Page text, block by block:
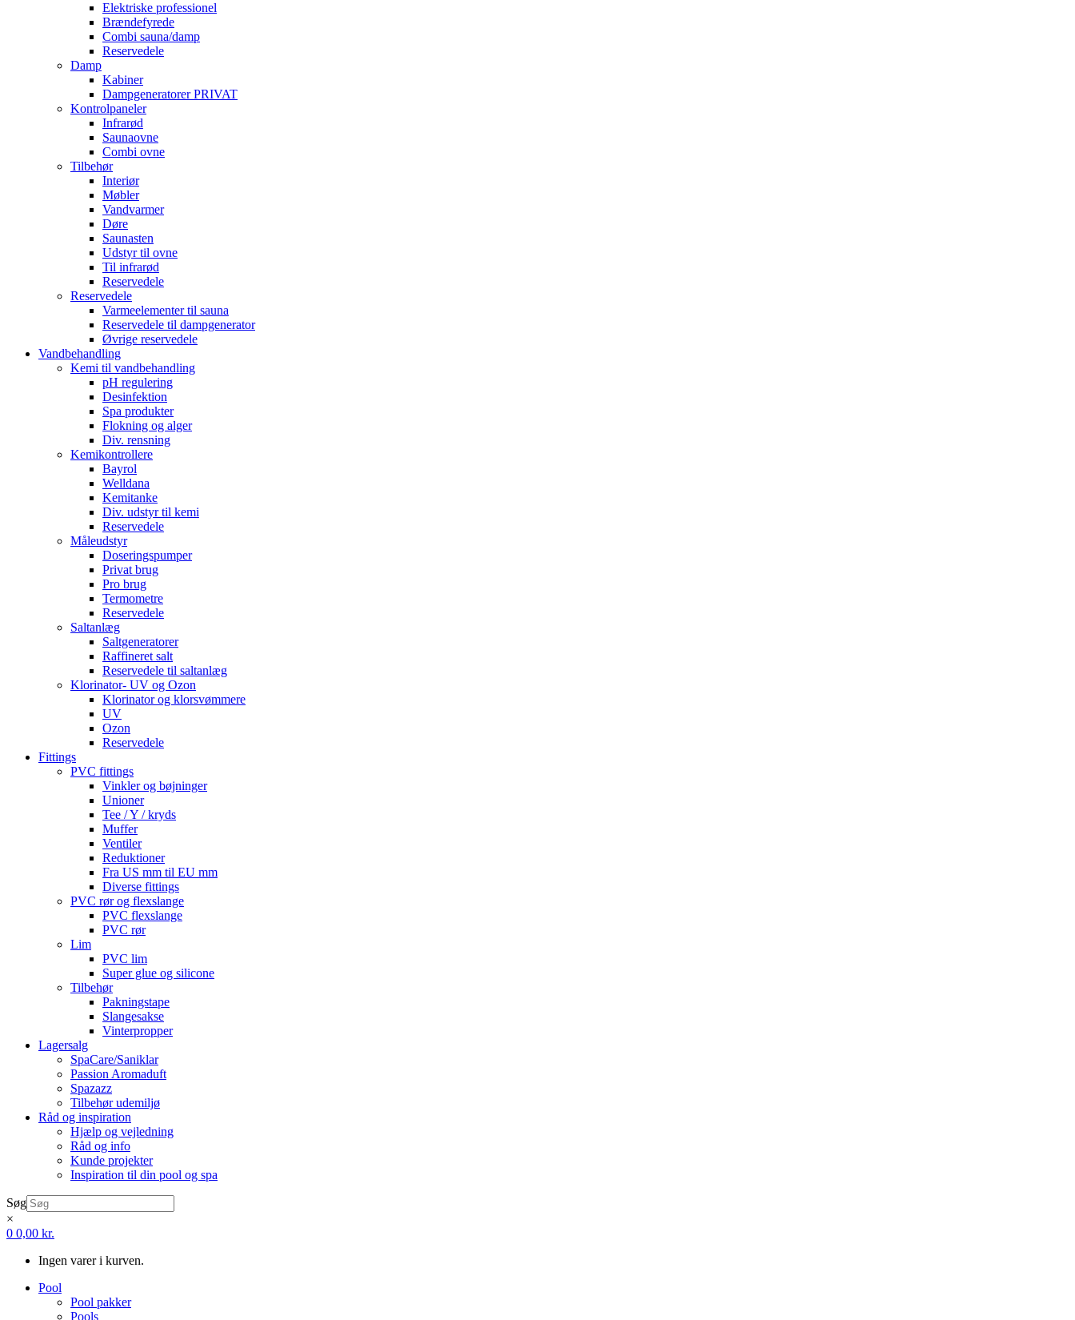
Elektriske professionel
Brændefyrede
Combi sauna/damp
Reservedele
Damp
Kabiner
Dampgeneratorer PRIVAT
Kontrolpaneler
Infrarød
Saunaovne
Combi ovne
Tilbehør
Interiør
Møbler
Vandvarmer
Døre
Saunasten
Udstyr til ovne
Til infrarød
Reservedele
Reservedele
Varmeelementer til sauna
Reservedele til dampgenerator
Øvrige reservedele
Vandbehandling
Kemi til vandbehandling
pH regulering
Desinfektion
Spa produkter
Flokning og alger
Div. rensning
Kemikontrollere
Bayrol
Welldana
Kemitanke
Div. udstyr til kemi
Reservedele
Måleudstyr
Doseringspumper
Privat brug
Pro brug
Termometre
Reservedele
Saltanlæg
Saltgeneratorer
Raffineret salt
Reservedele til saltanlæg
Klorinator- UV og Ozon
Klorinator og klorsvømmere
UV
Ozon
Reservedele
Fittings
PVC fittings
Vinkler og bøjninger
Unioner
Tee / Y / kryds
Muffer
Ventiler
Reduktioner
Fra US mm til EU mm
Diverse fittings
PVC rør og flexslange
PVC flexslange
PVC rør
Lim
PVC lim
Super glue og silicone
Tilbehør
Pakningstape
Slangesakse
Vinterpropper
Lagersalg
SpaCare/Saniklar
Passion Aromaduft
Spazazz
Tilbehør udemiljø
Råd og inspiration
Hjælp og vejledning
Råd og info
Kunde projekter
Inspiration til din pool og spa
Søg
×
0 0,00 kr.
Ingen varer i kurven.
Pool
Pool pakker
Pools